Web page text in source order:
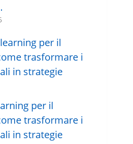
per il
trasformare i
in strategie